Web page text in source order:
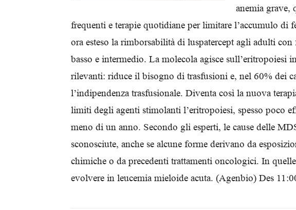
anemia grave,
frequenti e terapie quotidiane per limitare l’accumulo di
ora esteso la rimborsabilità di luspatercept agli adulti
basso e intermedio. La molecola agisce sull’eritropoiesi
rilevanti: riduce il bisogno di trasfusioni e, nel 60% dei
l’indipendenza trasfusionale. Diventa così la nuova
limiti degli agenti stimolanti l’eritropoiesi, spesso poco
meno di un anno. Secondo gli esperti, le cause delle
sconosciute, anche se alcune forme derivano da
chimiche o da precedenti trattamenti oncologici. In
evolvere in leucemia mieloide acuta. (Agenbio) Des